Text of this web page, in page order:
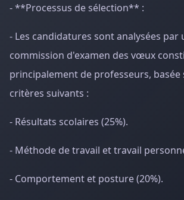
- **Processus de sélection** :
- Les candidatures sont analysées par
commission d'examen des vœux
principalement de professeurs, basée
critères suivants :
- Résultats scolaires (25%).
- Méthode de travail et travail
- Comportement et posture (20%).